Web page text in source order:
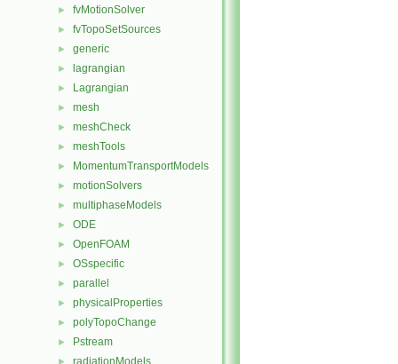
► fvMotionSolver
► fvTopoSetSources
► generic
► lagrangian
► Lagrangian
► mesh
► meshCheck
► meshTools
► MomentumTransportModels
► motionSolvers
► multiphaseModels
► ODE
► OpenFOAM
► OSspecific
► parallel
► physicalProperties
► polyTopoChange
► Pstream
radiationModels